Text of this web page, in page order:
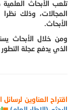
تلعب الأبحاث
المجالات، وذلك
الأبحاث.
ومن خلال الأبحاث
الذي يدفع عجلة التطور
اقتراح العناوين لرسائل